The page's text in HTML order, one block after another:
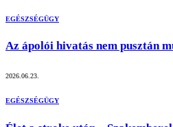
EGÉSZSÉGÜGY
Az ápolói hivatás nem pusztán
2026.06.23.
EGÉSZSÉGÜGY